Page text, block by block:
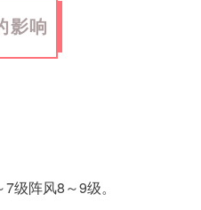
影响
级阵风8～9级。